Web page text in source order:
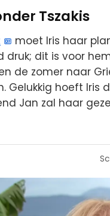
Tszakis
moet Iris haar
druk; dit is voor
de zomer naar
Gelukkig hoeft Iris
Jan zal haar